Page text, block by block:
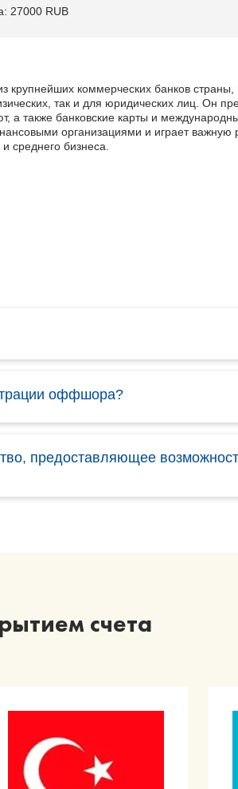
27000 RUB
коммерческих банков
так и для юридических лиц. Он
а также банковские карты и
организациями и играет важную
среднего бизнеса.
оффшора?
предоставляющее
счета